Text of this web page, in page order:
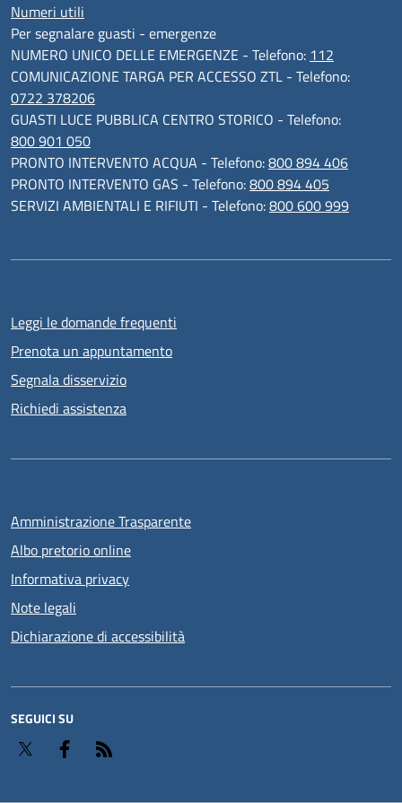
Numeri utili
Per segnalare guasti - emergenze
NUMERO UNICO DELLE EMERGENZE - Telefono: 112
COMUNICAZIONE TARGA PER ACCESSO ZTL - Telefono:
0722 378206
GUASTI LUCE PUBBLICA CENTRO STORICO - Telefono:
800 901 050
PRONTO INTERVENTO ACQUA - Telefono:800 894 406
PRONTO INTERVENTO GAS - Telefono:800 894 405
SERVIZI AMBIENTALI E RIFIUTI - Telefono:800 600 999
Leggi le domande frequenti
Prenota un appuntamento
Segnala disservizio
Richiedi assistenza
Amministrazione Trasparente
Albo pretorio online
Informativa privacy
Note legali
Dichiarazione di accessibilità
SEGUICI SU
Twitter Facebook